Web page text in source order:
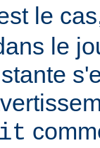
le
le